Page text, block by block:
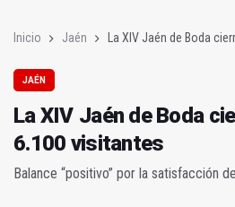
Inicio Jaén La XIV Jaén de Boda
JAÉN
La XIV Jaén de Boda
6.100 visitantes
Balance “positivo” por la satisfacción